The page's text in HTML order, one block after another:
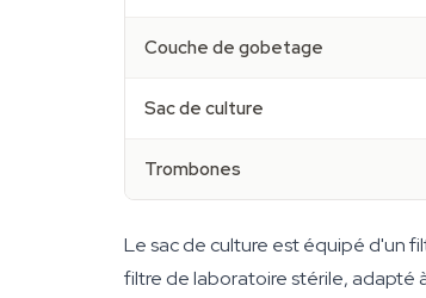
Couche de gobetage
Sac de culture
Trombones
Le sac de culture est équipé d'un
filtre de laboratoire stérile, adapté